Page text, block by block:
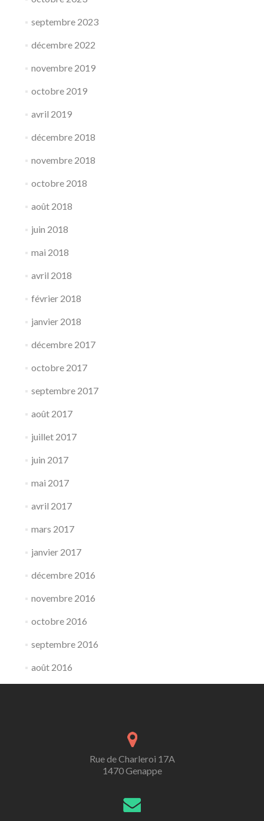
septembre 2023
décembre 2022
novembre 2019
octobre 2019
avril 2019
décembre 2018
novembre 2018
octobre 2018
août 2018
juin 2018
mai 2018
avril 2018
février 2018
janvier 2018
décembre 2017
octobre 2017
septembre 2017
août 2017
juillet 2017
juin 2017
mai 2017
avril 2017
mars 2017
janvier 2017
décembre 2016
novembre 2016
octobre 2016
septembre 2016
août 2016
Rue de Charleroi 17A
1470 Genappe